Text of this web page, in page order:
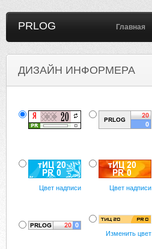
PRLOG Главная
ДИЗАЙН ИНФОРМЕРА
Цвет надписи Цвет надписи
Изменить цвет